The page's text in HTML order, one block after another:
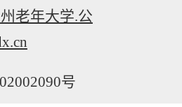
老年大学.公
号